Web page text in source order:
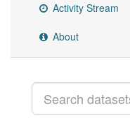
Activity Stream
About